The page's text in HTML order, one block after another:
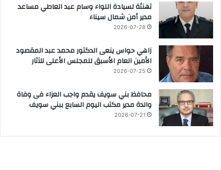
تهنئة لسيادة اللواء وسام عبد العاطي مساعد
مدير أمن شمال سيناء
2026-07-28
زاهي حواس ينعى الدكتور محمد عبد المقصود
الأمين العام الأسبق للمجلس الأعلى للآثار
2026-07-25
محافظ بني سويف يقدم واجب العزاء فى وفاة
والدة مدير مكتب اليوم السابع ببني سويف
2026-07-21